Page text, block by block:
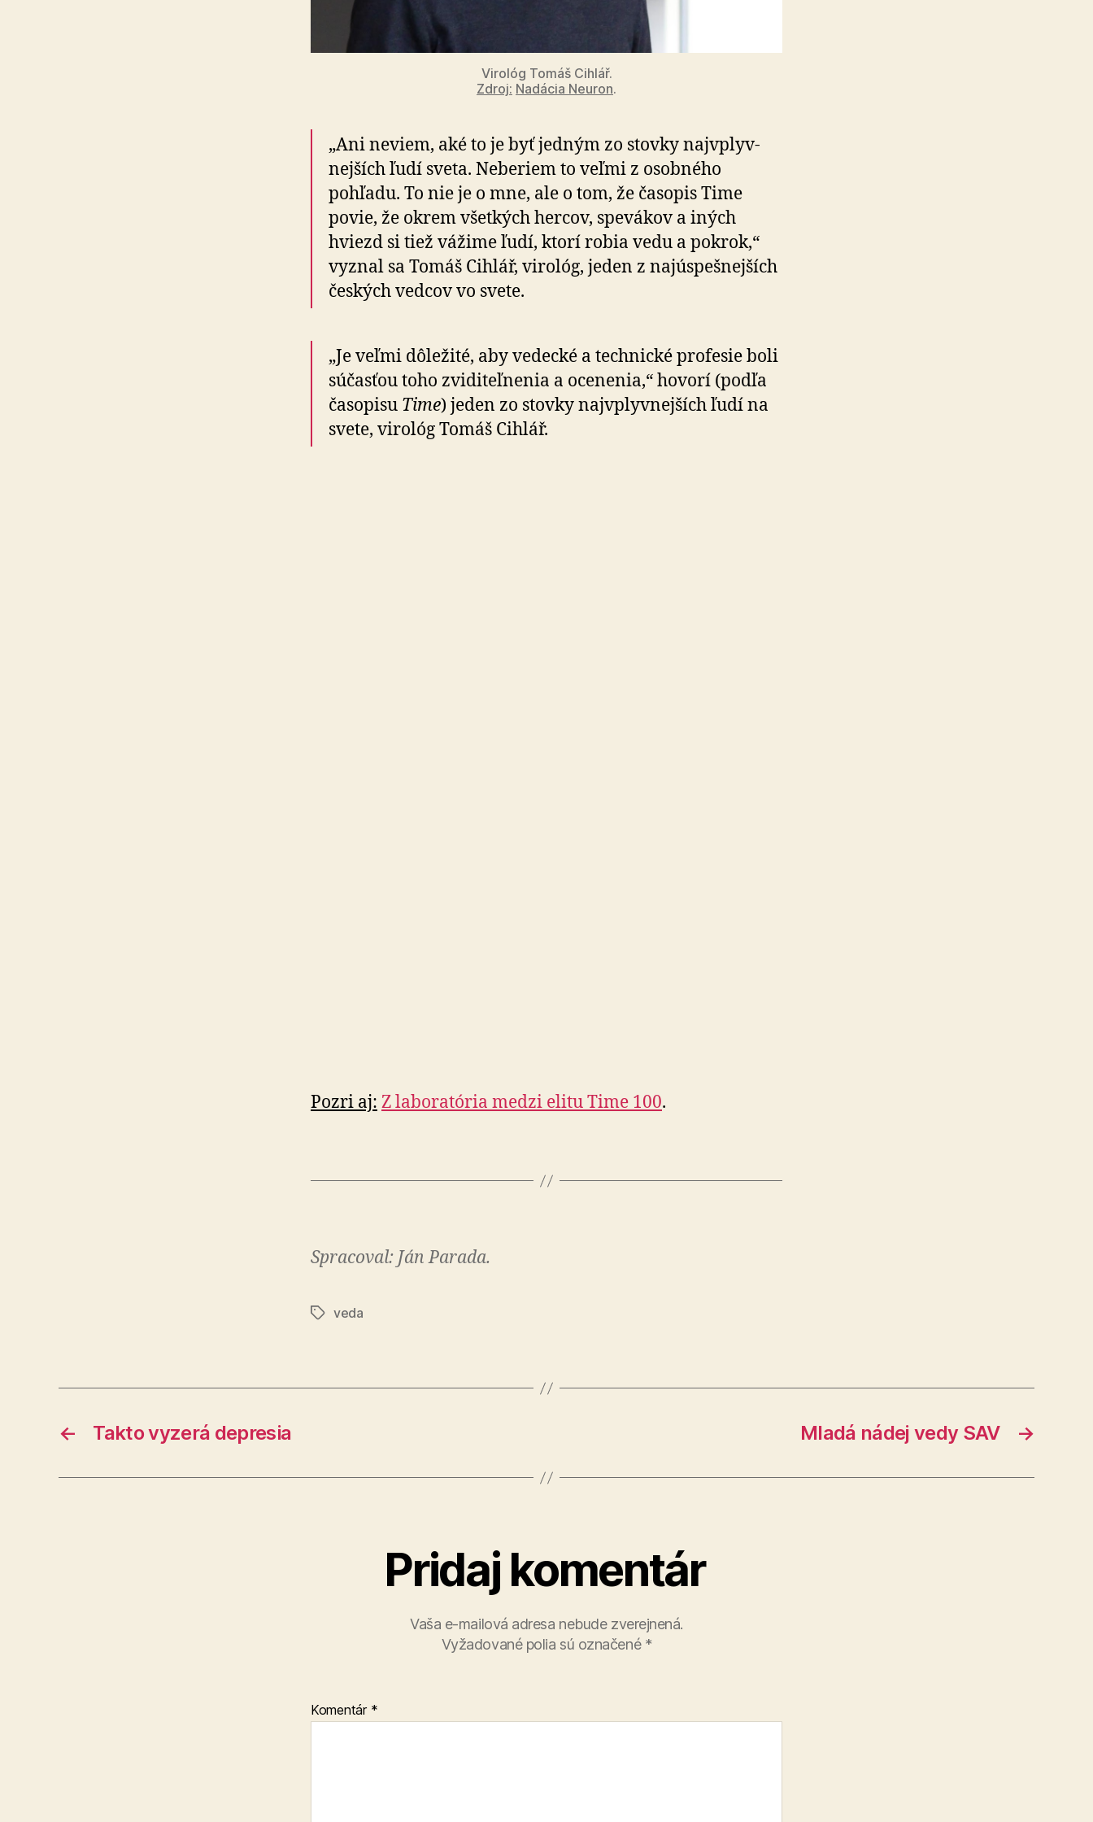
Virológ Tomáš Cihlář.
Zdroj: Nadácia Neuron.
„Ani neviem, aké to je byť jedným zo stovky naj­vplyv­
nej­ších ľudí sveta. Neberiem to veľmi z osobného
pohľadu. To nie je o mne, ale o tom, že časopis Time
povie, že okrem všetkých hercov, spevákov a iných
hviezd si tiež vážime ľudí, ktorí robia vedu a pokrok,“
vyznal sa Tomáš Cihlář, virológ, jeden z najúspešnejších
českých vedcov vo svete.
„Je veľmi dôležité, aby vedecké a technické profesie boli
súčasťou toho zviditeľnenia a ocenenia,“ hovorí (podľa
časopisu Time) jeden zo stovky najvplyvnejších ľudí na
svete, virológ Tomáš Cihlář.
Pozri aj: Z laboratória medzi elitu Time 100.
Spracoval: Ján Parada.
Značky
veda
← Takto vyzerá depresia →
Mladá nádej vedy SAV
Pridaj komentár
Vaša e-mailová adresa nebude zverejnená.
Vyžadované polia sú označené *
Komentár *